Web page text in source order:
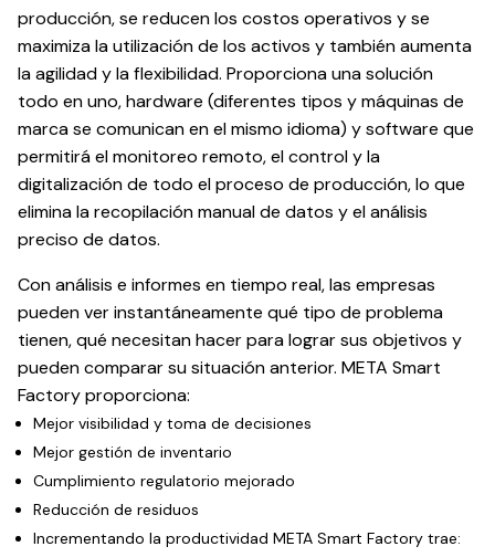
producción, se reducen los costos operativos y se
maximiza la utilización de los activos y también aumenta
la agilidad y la flexibilidad. Proporciona una solución
todo en uno, hardware (diferentes tipos y máquinas de
marca se comunican en el mismo idioma) y software que
permitirá el monitoreo remoto, el control y la
digitalización de todo el proceso de producción, lo que
elimina la recopilación manual de datos y el análisis
preciso de datos.
Con análisis e informes en tiempo real, las empresas
pueden ver instantáneamente qué tipo de problema
tienen, qué necesitan hacer para lograr sus objetivos y
pueden comparar su situación anterior. META Smart
Factory proporciona:
Mejor visibilidad y toma de decisiones
Mejor gestión de inventario
Cumplimiento regulatorio mejorado
Reducción de residuos
Incrementando la productividad META Smart Factory trae: